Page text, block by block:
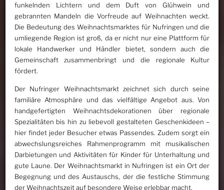
funkelnden Lichtern und dem Duft von Glühwein und
gebrannten Mandeln die Vorfreude auf Weihnachten weckt.
Die Bedeutung des Weihnachtsmarktes für Nufringen und die
umliegende Region ist groß, da er nicht nur eine Plattform für
lokale Handwerker und Händler bietet, sondern auch die
Gemeinschaft zusammenbringt und die regionale Kultur
fördert.
Der Nufringer Weihnachtsmarkt zeichnet sich durch seine
familiäre Atmosphäre und das vielfältige Angebot aus. Von
handgefertigten Weihnachtsdekorationen über regionale
Spezialitäten bis hin zu liebevoll gestalteten Geschenkideen –
hier findet jeder Besucher etwas Passendes. Zudem sorgt ein
abwechslungsreiches Rahmenprogramm mit musikalischen
Darbietungen und Aktivitäten für Kinder für Unterhaltung und
gute Laune. Der Weihnachtsmarkt in Nufringen ist ein Ort der
Begegnung und des Austauschs, der die festliche Stimmung
der Weihnachtszeit auf besondere Weise erlebbar macht.